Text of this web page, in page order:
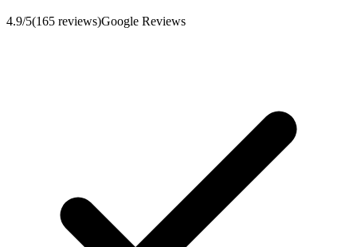
4.9/5(165 reviews)Google Reviews